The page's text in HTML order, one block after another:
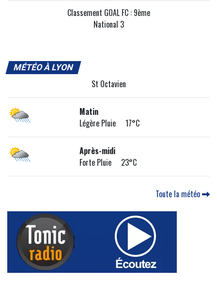
Classement GOAL FC : 9ème
National 3
MÉTÉO À LYON
St Octavien
Matin
Légère Pluie 17°C
Après-midi
Forte Pluie 23°C
Toute la météo